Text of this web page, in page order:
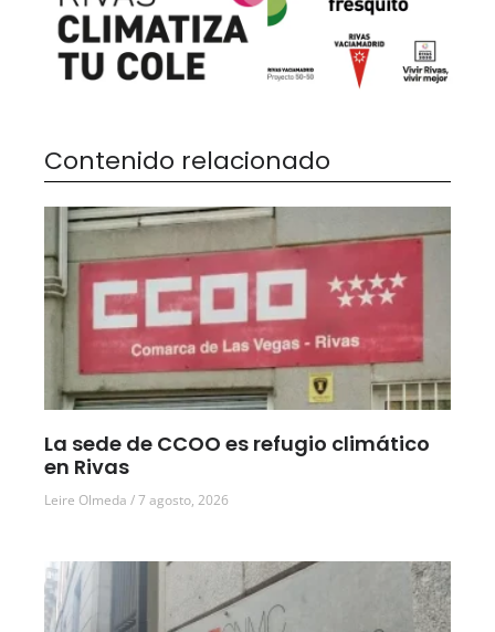
Contenido relacionado
La sede de CCOO es refugio climático
en Rivas
Leire Olmeda 7 agosto, 2026